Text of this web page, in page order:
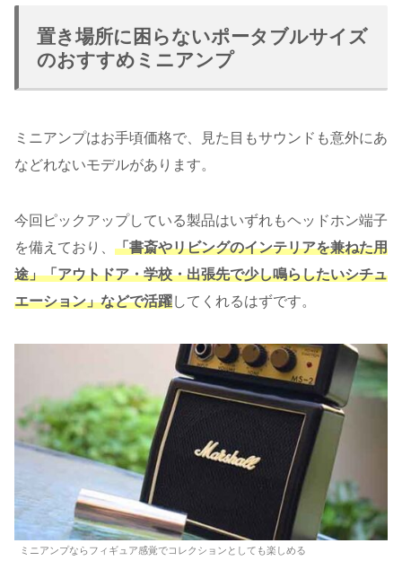
置き場所に困らないポータブルサイズ
のおすすめミニアンプ
ミニアンプはお手頃価格で、見た目もサウンドも意外にあ
などれないモデルがあります。
今回ピックアップしている製品はいずれもヘッドホン端子
を備えており、 「書斎やリビングのインテリアを兼ねた用
途」「アウトドア・学校・出張先で少し鳴らしたいシチュ
エーション」などで活躍してくれるはずです。
ミニアンプならフィギュア感覚でコレクションとしても楽しめる